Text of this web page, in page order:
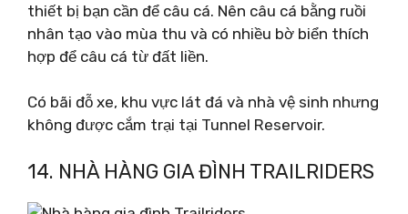
thiết bị bạn cần để câu cá. Nên câu cá bằng ruồi
nhân tạo vào mùa thu và có nhiều bờ biển thích
hợp để câu cá từ đất liền.
Có bãi đỗ xe, khu vực lát đá và nhà vệ sinh nhưng
không được cắm trại tại Tunnel Reservoir.
14. NHÀ HÀNG GIA ĐÌNH TRAILRIDERS